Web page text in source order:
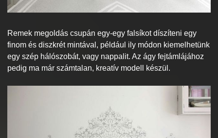
Remek megoldás csupán egy-egy falsíkot díszíteni egy
finom és diszkrét mintával, például ily módon kiemelhetünk
egy szép hálószobát, vagy nappalit. Az ágy fejtámlájához
pedig ma már számtalan, kreatív modell készül.